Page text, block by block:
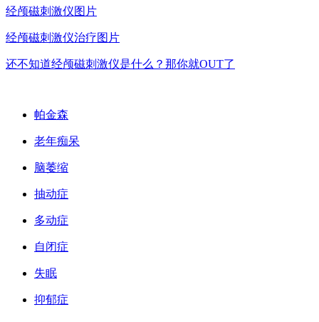
经颅磁刺激仪图片
经颅磁刺激仪治疗图片
还不知道经颅磁刺激仪是什么？那你就OUT了
帕金森
老年痴呆
脑萎缩
抽动症
多动症
自闭症
失眠
抑郁症